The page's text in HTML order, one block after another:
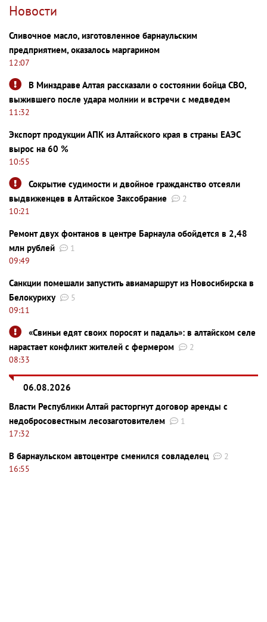
Новости
Сливочное масло, изготовленное барнаульским
предприятием, оказалось маргарином
12:07
В Минздраве Алтая рассказали о состоянии бойца СВО,
выжившего после удара молнии и встречи с медведем
11:32
Экспорт продукции АПК из Алтайского края в страны ЕАЭС
вырос на 60 %
10:55
Сокрытие судимости и двойное гражданство отсеяли
выдвиженцев в Алтайское Заксобрание
2
10:21
Ремонт двух фонтанов в центре Барнаула обойдется в 2,48
млн рублей
1
09:49
Санкции помешали запустить авиамаршрут из Новосибирска в
Белокуриху
5
09:11
«Свиньи едят своих поросят и падаль»: в алтайском селе
нарастает конфликт жителей с фермером
2
08:33
06.08.2026
Власти Республики Алтай расторгнут договор аренды с
недобросовестным лесозаготовителем
1
17:32
В барнаульском автоцентре сменился совладелец
2
16:55